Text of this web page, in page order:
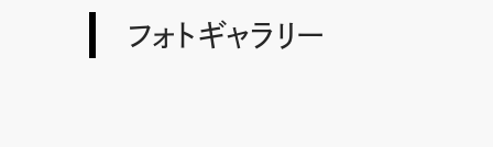
フォトギャラリー